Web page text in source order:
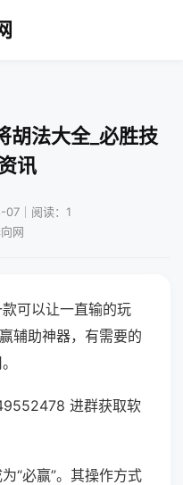
胡法大全_必胜技
讯
｜阅读：1
网
可以让一直输的玩
辅助神器，有需要的
进群获取软
“必赢”。其操作方式